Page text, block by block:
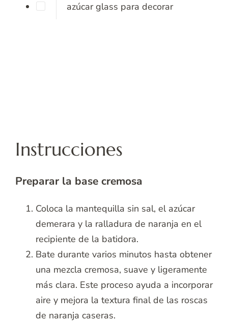
azúcar glass para decorar
Instrucciones
Preparar la base cremosa
Coloca la mantequilla sin sal, el azúcar
demerara y la ralladura de naranja en el
recipiente de la batidora.
Bate durante varios minutos hasta obtener
una mezcla cremosa, suave y ligeramente
más clara. Este proceso ayuda a incorporar
aire y mejora la textura final de las roscas
de naranja caseras.